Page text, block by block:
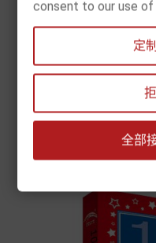
[现货] 世界儿童共享的

consent to our use of
定
全部